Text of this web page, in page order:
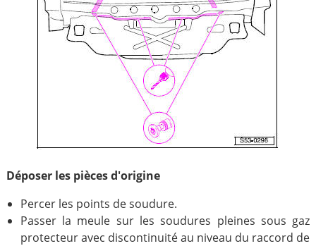
Déposer les pièces d'origine
Percer les points de soudure.
Passer la meule sur les soudures pleines sous gaz
protecteur avec discontinuité au niveau du raccord de